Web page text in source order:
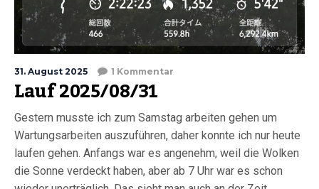
31. August 2025 1 Kommentar
Lauf 2025/08/31
Gestern musste ich zum Samstag arbeiten gehen um
Wartungsarbeiten auszuführen, daher konnte ich nur heute
laufen gehen. Anfangs war es angenehm, weil die Wolken
die Sonne verdeckt haben, aber ab 7 Uhr war es schon